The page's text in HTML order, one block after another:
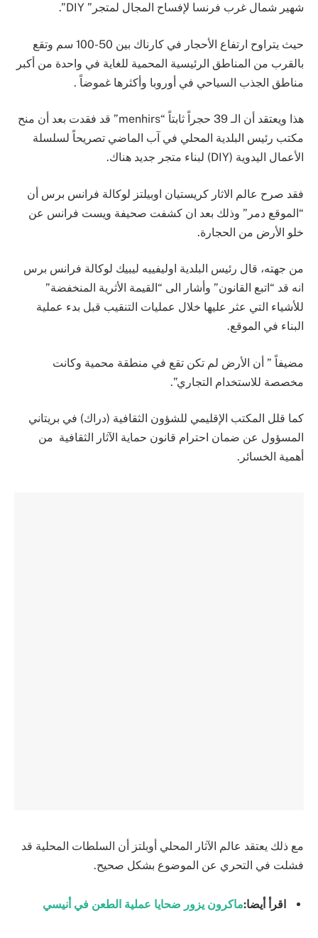
شهير شمال غرب فرنسا لإفساح المجال لمتجر” DIY”.
حيث يتراوح ارتفاع الأحجار في كارناك بين 50-100 سم وتقع
بالقرب من المناطق الرئيسية المحمية للغاية في واحدة من أكبر
مناطق الجذب السياحي في أوروبا وأكثرها غموضاً .
هذا ويعتقد أن الـ 39 حجراً ثابتاً “menhirs” قد فقدت بعد أن منح
مكتب رئيس البلدية المحلي في آب الماضي تصريحاً لسلسلة
الأعمال اليدوية (DIY) لبناء متجر جديد هناك.
فقد صرح عالم الاثار كريستيان اوبيلتز لوكالة فرانس برس أن
“الموقع دمر” وذلك بعد ان كشفت صحيفة ويست فرانس عن
خلو الأرض من الحجارة.
من جهته، قال رئيس البلدية اوليفييه ليبيك لوكالة فرانس برس
انه قد “اتبع القانون” وأشار الى “القيمة الأثرية المنخفضة”
للأشياء التي عثر عليها خلال عمليات التنقيب قبل بدء عملية
البناء في الموقع.
مضيفاً ” أن الأرض لم تكن تقع في منطقة محمية وكانت
مخصصة للاستخدام التجاري”.
كما قلل المكتب الإقليمي للشؤون الثقافية (دراك) في بريتاني
المسؤول عن ضمان احترام قانون حماية الآثار الثقافية من
أهمية الخسائر.
مع ذلك يعتقد عالم الآثار المحلي أوبلتز أن السلطات المحلية قد
فشلت في التحري عن الموضوع بشكل صحيح.
اقرأ أيضا:ماكرون يزور ضحايا عملية الطعن في أنيسي